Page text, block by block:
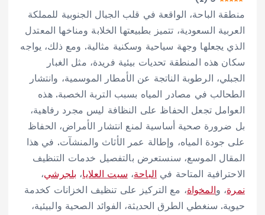
منطقة الباحة، الواقعة في قلب الجبال الجنوبية للمملكة
العربية السعودية، تتميز بطبيعتها الخلابة ومناخها المعتدل
الذي يجعلها وجهة سياحية وسكنية مثالية. ومع ذلك، يواجه
سكان هذه المنطقة تحديات بيئية فريدة، مثل الغبار
الجبلي، الرطوبة الناتجة عن الأمطار الموسمية، وانتشار
الطحالب في مصادر المياه بسبب التربة الخصبة. هذه
العوامل تجعل الحفاظ على النظافة ليس مجرد رفاهية،
بل ضرورة صحية أساسية لمنع انتشار الأمراض، الحفاظ
على جودة المياه، وإطالة عمر الأثاث والمنشآت. في هذا
المقال الموسع، سنستعرض بالتفصيل خدمات التنظيف
الاحترافية المتاحة في الباحة، سبت العلايا، بلجرشي،
نمرة، والمخواة، مع التركيز على تنظيف الخزانات كخدمة
حيوية. سنغطي الطرق الحديثة، الفوائد الصحية والبيئية،